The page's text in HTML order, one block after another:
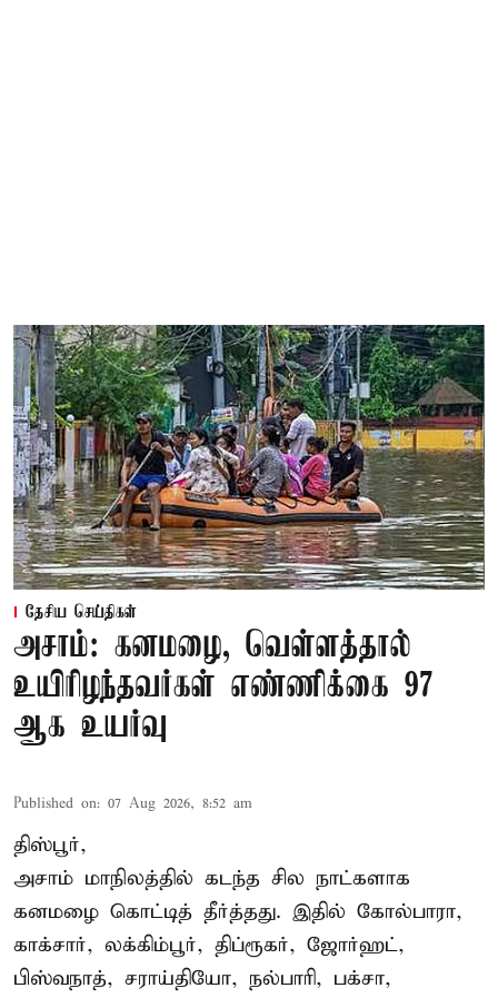
தேசிய செய்திகள்
அசாம்: கனமழை, வெள்ளத்தால்
உயிரிழந்தவர்கள் எண்ணிக்கை 97
ஆக உயர்வு
Published on: 07 Aug 2026, 8:52 am
திஸ்பூர்,
அசாம் மாநிலத்தில் கடந்த சில நாட்களாக
கனமழை கொட்டித் தீர்த்தது. இதில் கோல்பாரா,
காக்சார், லக்கிம்பூர், திப்ரூகர், ஜோர்ஹட்,
பிஸ்வநாத், சராய்தியோ, நல்பாரி, பக்சா,